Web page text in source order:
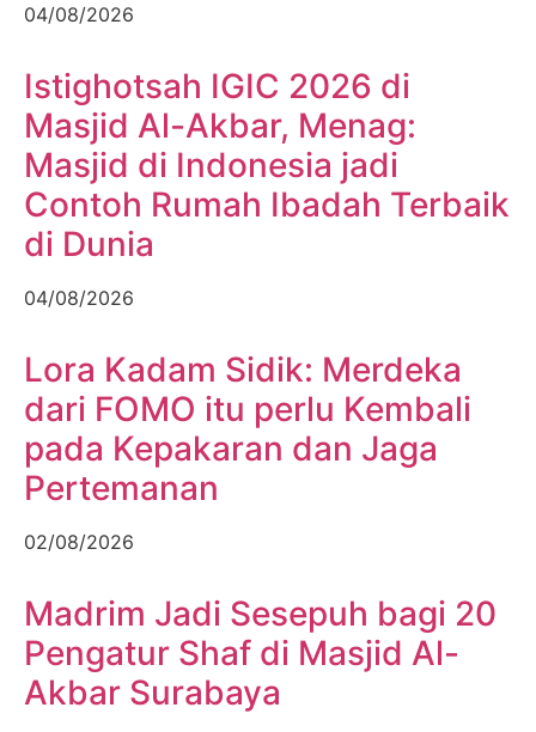
04/08/2026
Istighotsah IGIC 2026 di
Masjid Al-Akbar, Menag:
Masjid di Indonesia jadi
Contoh Rumah Ibadah Terbaik
di Dunia
04/08/2026
Lora Kadam Sidik: Merdeka
dari FOMO itu perlu Kembali
pada Kepakaran dan Jaga
Pertemanan
02/08/2026
Madrim Jadi Sesepuh bagi 20
Pengatur Shaf di Masjid Al-
Akbar Surabaya